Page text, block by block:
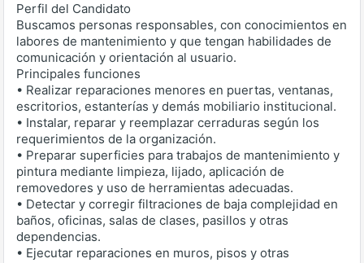
Perfil del Candidato
Buscamos personas responsables, con conocimientos en
labores de mantenimiento y que tengan habilidades de
comunicación y orientación al usuario.
Principales funciones
• Realizar reparaciones menores en puertas, ventanas,
escritorios, estanterías y demás mobiliario institucional.
• Instalar, reparar y reemplazar cerraduras según los
requerimientos de la organización.
• Preparar superficies para trabajos de mantenimiento y
pintura mediante limpieza, lijado, aplicación de
removedores y uso de herramientas adecuadas.
• Detectar y corregir filtraciones de baja complejidad en
baños, oficinas, salas de clases, pasillos y otras
dependencias.
• Ejecutar reparaciones en muros, pisos y otras